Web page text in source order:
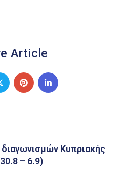
Article
Κυπριακής
– 6.9)